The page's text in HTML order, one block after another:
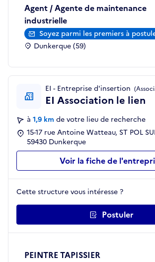
Agent / Agente de maintenance
industrielle
Soyez parmi les premiers à
Dunkerque (59)
EI - Entreprise d'insertion
EI Association le lien
à 1,9 km de votre lieu de recherche
15-17 rue Antoine Watteau, ST POL
59430 Dunkerque
Voir la fiche de
Cette structure vous intéresse ?
Postuler
PEINTRE TAPISSIER